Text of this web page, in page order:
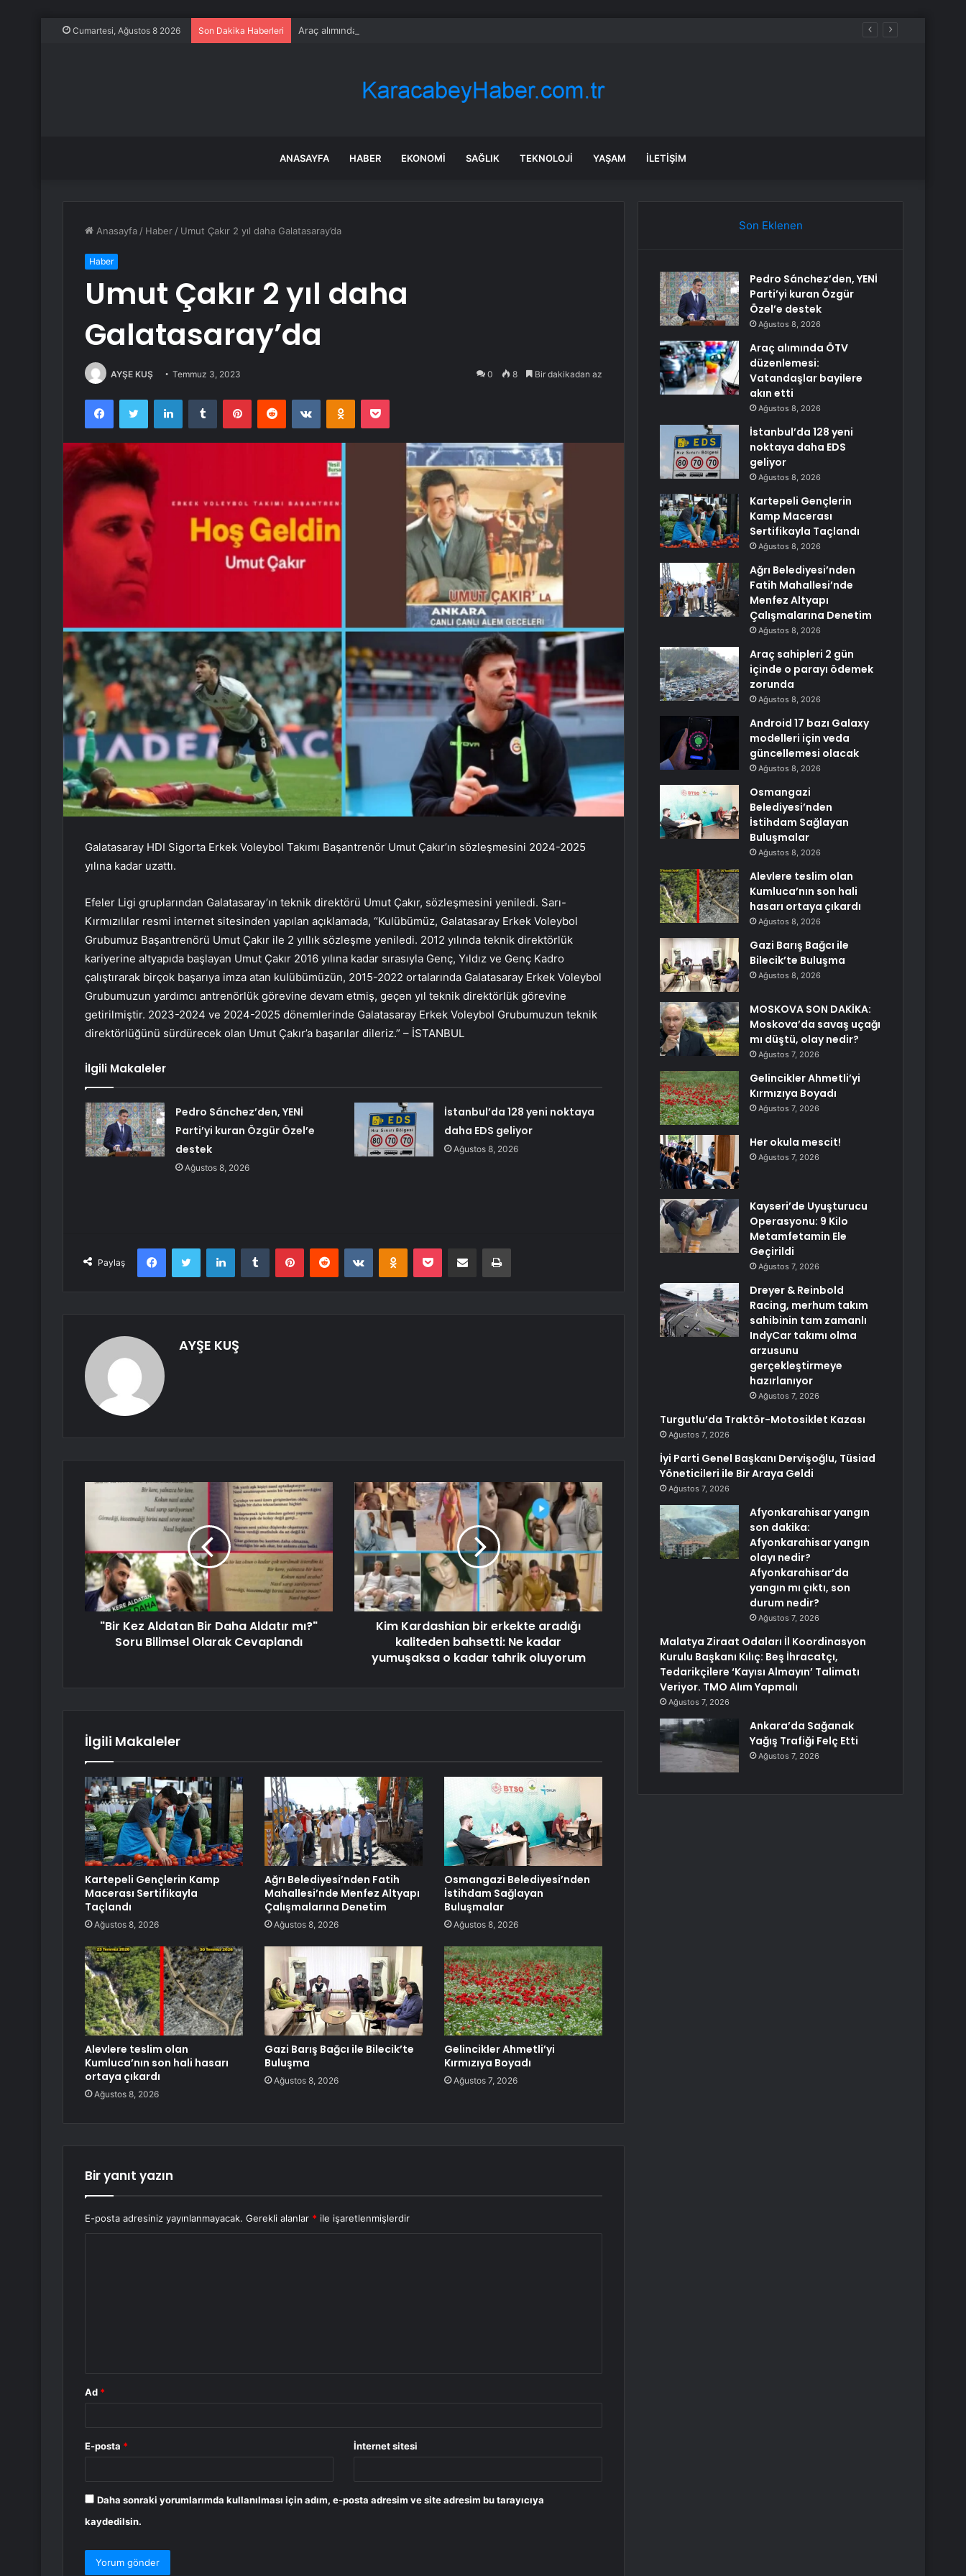
Cumartesi, Ağustos 8 2026 Son Dakika Haberleri Araç alımında ÖTV düzenlemesi: Vatandaşlar bayilere akın etti
ANASAYFA HABER EKONOMI SAĞLIK TEKNOLOJI YAŞAM İLETIŞIM
Anasayfa / Haber / Umut Çakır 2 yıl daha Galatasaray’da
Haber
Umut Çakır 2 yıl daha
Galatasaray’da
AYŞE KUŞ Temmuz 3, 2023 0 8 Bir dakikadan az
FacebookTwitter LinkedInTumblr PinterestReddit VKontakteOdnoklassniki
Pocket
Galatasaray HDI Sigorta Erkek Voleybol Takımı Başantrenör Umut Çakır’ın sözleşmesini 2024-2025
yılına kadar uzattı.
Efeler Ligi gruplarından Galatasaray’ın teknik direktörü Umut Çakır, sözleşmesini yeniledi. Sarı-
Kırmızılılar resmi internet sitesinden yapılan açıklamada, “Kulübümüz, Galatasaray Erkek Voleybol
Grubumuz Başantrenörü Umut Çakır ile 2 yıllık sözleşme yeniledi. 2012 yılında teknik direktörlük
kariyerine altyapıda başlayan Umut Çakır 2016 yılına kadar sırasıyla Genç, Yıldız ve Genç Kadro
çalıştırarak birçok başarıya imza atan kulübümüzün, 2015-2022 ortalarında Galatasaray Erkek Voleybol
Grubumuzun yardımcı antrenörlük görevine devam etmiş, geçen yıl teknik direktörlük görevine
getirilmiştir. 2023-2024 ve 2024-2025 dönemlerinde Galatasaray Erkek Voleybol Grubumuzun teknik
direktörlüğünü sürdürecek olan Umut Çakır’a başarılar dileriz.” – İSTANBUL
İlgili Makaleler
Pedro Sánchez’den, YENİ
Parti’yi kuran Özgür Özel’e
destek
Ağustos 8, 2026
İstanbul’da 128 yeni noktaya
daha EDS geliyor
Ağustos 8, 2026
Paylaş
FacebookTwitter LinkedInTumblr PinterestReddit VKontakteOdnoklassniki
Pocket E-Posta ile paylaş Yazdır
AYŞE KUŞ
"Bir Kez Aldatan Bir Daha Aldatır mı?"
Soru Bilimsel Olarak Cevaplandı
Kim Kardashian bir erkekte aradığı
kaliteden bahsetti: Ne kadar
yumuşaksa o kadar tahrik oluyorum
İlgili Makaleler
Kartepeli Gençlerin Kamp
Macerası Sertifikayla
Taçlandı
Ağustos 8, 2026
Ağrı Belediyesi’nden Fatih
Mahallesi’nde Menfez Altyapı
Çalışmalarına Denetim
Ağustos 8, 2026
Osmangazi Belediyesi’nden
İstihdam Sağlayan
Buluşmalar
Ağustos 8, 2026
Alevlere teslim olan
Kumluca’nın son hali hasarı
ortaya çıkardı
Ağustos 8, 2026
Gazi Barış Bağcı ile Bilecik’te
Buluşma
Ağustos 8, 2026
Gelincikler Ahmetli’yi
Kırmızıya Boyadı
Ağustos 7, 2026
Bir yanıt yazın
E-posta adresiniz yayınlanmayacak. Gerekli alanlar * ile işaretlenmişlerdir
Ad *
E-posta * İnternet sitesi
Daha sonraki yorumlarımda kullanılması için adım, e-posta adresim ve site adresim bu tarayıcıya
kaydedilsin.
Son Eklenen
Pedro Sánchez’den, YENİ
Parti’yi kuran Özgür
Özel’e destek
Ağustos 8, 2026
Araç alımında ÖTV
düzenlemesi:
Vatandaşlar bayilere
akın etti
Ağustos 8, 2026
İstanbul’da 128 yeni
noktaya daha EDS
geliyor
Ağustos 8, 2026
Kartepeli Gençlerin
Kamp Macerası
Sertifikayla Taçlandı
Ağustos 8, 2026
Ağrı Belediyesi’nden
Fatih Mahallesi’nde
Menfez Altyapı
Çalışmalarına Denetim
Ağustos 8, 2026
Araç sahipleri 2 gün
içinde o parayı ödemek
zorunda
Ağustos 8, 2026
Android 17 bazı Galaxy
modelleri için veda
güncellemesi olacak
Ağustos 8, 2026
Osmangazi
Belediyesi’nden
İstihdam Sağlayan
Buluşmalar
Ağustos 8, 2026
Alevlere teslim olan
Kumluca’nın son hali
hasarı ortaya çıkardı
Ağustos 8, 2026
Gazi Barış Bağcı ile
Bilecik’te Buluşma
Ağustos 8, 2026
MOSKOVA SON DAKİKA:
Moskova’da savaş uçağı
mı düştü, olay nedir?
Ağustos 7, 2026
Gelincikler Ahmetli’yi
Kırmızıya Boyadı
Ağustos 7, 2026
Her okula mescit!
Ağustos 7, 2026
Kayseri’de Uyuşturucu
Operasyonu: 9 Kilo
Metamfetamin Ele
Geçirildi
Ağustos 7, 2026
Dreyer & Reinbold
Racing, merhum takım
sahibinin tam zamanlı
IndyCar takımı olma
arzusunu
gerçekleştirmeye
hazırlanıyor
Ağustos 7, 2026
Turgutlu’da Traktör-Motosiklet Kazası
Ağustos 7, 2026
İyi Parti Genel Başkanı Dervişoğlu, Tüsiad
Yöneticileri ile Bir Araya Geldi
Ağustos 7, 2026
Afyonkarahisar yangın
son dakika:
Afyonkarahisar yangın
olayı nedir?
Afyonkarahisar’da
yangın mı çıktı, son
durum nedir?
Ağustos 7, 2026
Malatya Ziraat Odaları İl Koordinasyon
Kurulu Başkanı Kılıç: Beş İhracatçı,
Tedarikçilere ‘Kayısı Almayın’ Talimatı
Veriyor. TMO Alım Yapmalı
Ağustos 7, 2026
Ankara’da Sağanak
Yağış Trafiği Felç Etti
Ağustos 7, 2026